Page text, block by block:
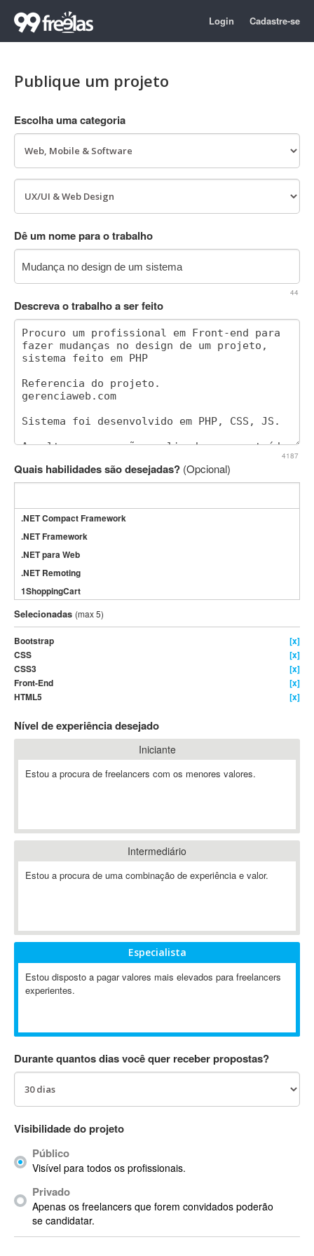
Login Cadastre-se
Publique um projeto
Escolha uma categoria
Dê um nome para o trabalho
44
Descreva o trabalho a ser feito
4187
Quais habilidades são desejadas? (Opcional)
.NET Compact Framework
.NET Framework
.NET para Web
.NET Remoting
1ShoppingCart
3DS Max
3GSM
4D Dimension
802.11
A&P
A-GPS
A2Billing
AAUS Scientific Diver
ABAP
ABIS
Ableton
Ableton Live
Abstract Window Toolkit (AWT)
AC Drives
AC3
ACID Pro
ACPI
ACT
Actian
Actimize
ActionScript
ActionScript 3
Selecionadas (max 5)
Bootstrap
[x]
CSS
[x]
CSS3
[x]
Front-End
[x]
HTML5
[x]
Nível de experiência desejado
Iniciante
Estou a procura de freelancers com os menores valores.
Intermediário
Estou a procura de uma combinação de experiência e valor.
Especialista
Estou disposto a pagar valores mais elevados para freelancers
experientes.
Durante quantos dias você quer receber propostas?
Visibilidade do projeto
Público
Visível para todos os profissionais.
Privado
Apenas os freelancers que forem convidados poderão
se candidatar.